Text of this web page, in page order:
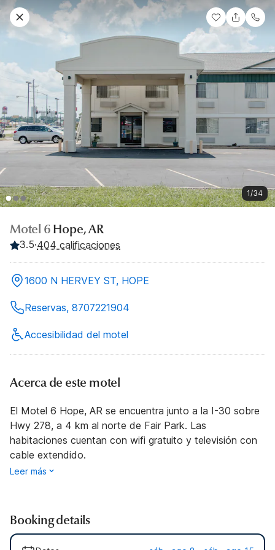
1/34
Motel 6 Hope, AR
3.5·404 calificaciones
1600 N HERVEY ST, HOPE
Reservas, 8707221904
Accesibilidad del motel
Acerca de este motel
El Motel 6 Hope, AR se encuentra junto a la I-30 sobre
Hwy 278, a 4 km al norte de Fair Park. Las
habitaciones cuentan con wifi gratuito y televisión con
cable extendido.
Leer más
Booking details